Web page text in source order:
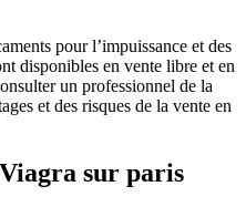
pour l’impuissance et des
disponibles en vente libre et en
un professionnel de la
et des risques de la vente en
sur paris